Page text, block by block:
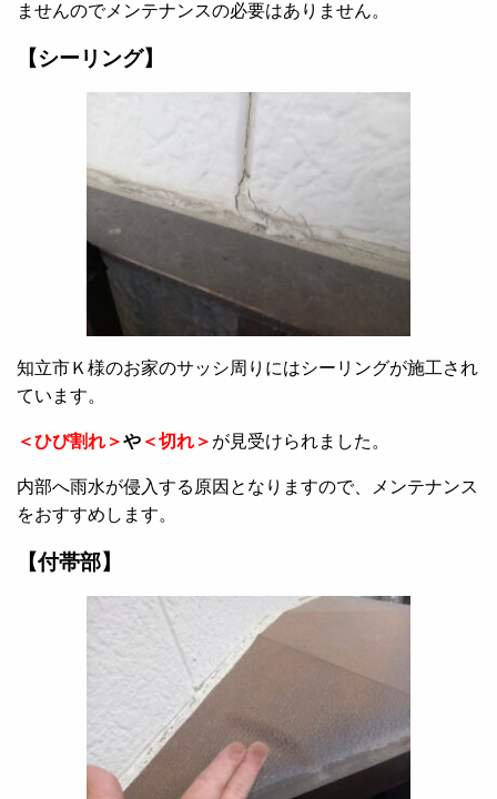
ませんのでメンテナンスの必要はありません。
【シーリング】
知立市Ｋ様のお家のサッシ周りにはシーリングが施工され
ています。
＜ひび割れ＞や ＜切れ＞ が見受けられました。
内部へ雨水が侵入する原因となりますので、メンテナンス
をおすすめします。
【付帯部】